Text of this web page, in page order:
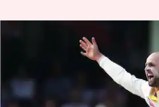
Ind Vs Aus:
బద్దలు కొట్టిన
వ్రాసిన వారు Jayachandra Akuri Mar 01,